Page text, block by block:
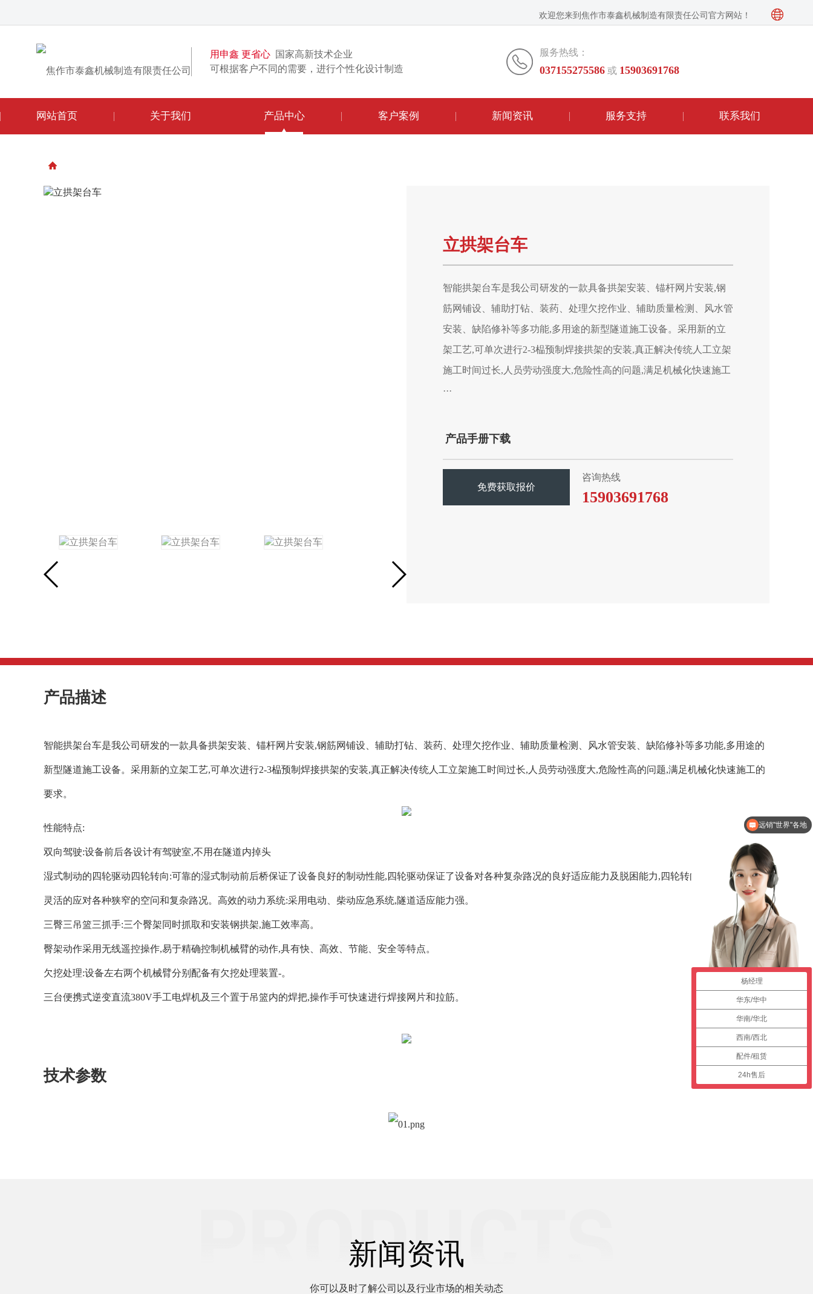
欢迎您来到焦作市泰鑫机械制造有限责任公司官方网站！
用申鑫 更省心 国家高新技术企业
可根据客户不同的需要，进行个性化设计制造
服务热线：
037155275586 或 15903691768
网站首页 关于我们 产品中心 客户案例 新闻资讯 服务支持 联系我们
立拱架台车
智能拱架台车是我公司研发的一款具备拱架安装、锚杆网片安装,钢
筋网铺设、辅助打钻、装药、处理欠挖作业、辅助质量检测、风水管
安装、缺陷修补等多功能,多用途的新型隧道施工设备。采用新的立
架工艺,可单次进行2-3榀预制焊接拱架的安装,真正解决传统人工立架
施工时间过长,人员劳动强度大,危险性高的问题,满足机械化快速施工
···
产品手册下载
免费获取报价
咨询热线
15903691768
产品描述
智能拱架台车是我公司研发的一款具备拱架安装、锚杆网片安装,钢筋网铺设、辅助打钻、装药、处理欠挖作业、辅助质量检测、风水管安装、缺陷修补等多功能,多用途的
新型隧道施工设备。 采用新的立架工艺,可单次进行2-3榀预制焊接拱架的安装,真正解决传统人工立架施工时间过长,人员劳动强度大,危险性高的问题,满足机械化快速施工的
要求。
性能特点:
双向驾驶:设备前后各设计有驾驶室,不用在隧道内掉头
湿式制动的四轮驱动四轮转向:可靠的湿式制动前后桥保证了设备良好的制动性能,四轮驱动保证了设备对各种复杂路况的良好适应能力及脱困能力,四轮转向系统让设备更加
灵活的应对各种狭窄的空问和复杂路况。 高效的动力系统:采用电动、柴动应急系统,隧道适应能力强。
三臀三吊篮三抓手:三个臀架同时抓取和安装钢拱架,施工效率高。
臀架动作采用无线遥控操作,易于精确控制机械臂的动作,具有快、高效、节能、安全等特点。
欠挖处理:设备左右两个机械臂分别配备有欠挖处理装置-。
三台便携式逆变直流380V手工电焊机及三个置于吊篮内的焊把,操作手可快速进行焊接网片和拉筋。
技术参数
新闻资讯
你可以及时了解公司以及行业市场的相关动态
杨经理
华东/华中
华南/华北
西南/西北
配件/租赁
24h售后
远销''世界''各地